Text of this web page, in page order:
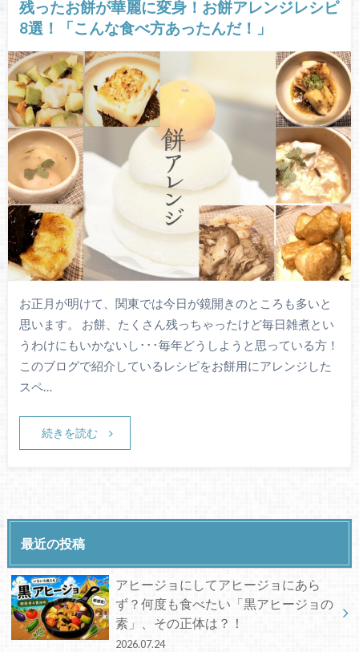
残ったお餅が華麗に変身！お餅アレンジレシピ
8選！「こんな食べ方あったんだ！」
お正月が明けて、関東では今日が鏡開きのところも多いと
思います。 お餅、たくさん残っちゃったけど毎日雑煮とい
うわけにもいかないし･･･毎年どうしようと思っている方！
このブログで紹介しているレシピをお餅用にアレンジした
スペ…
続きを読む
最近の投稿
アヒージョにしてアヒージョにあら
ず？何度も食べたい「黒アヒージョの
素」、その正体は？！
2026.07.24